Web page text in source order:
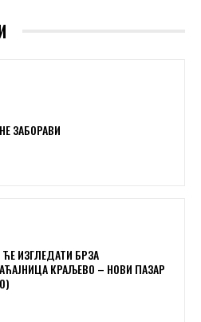
ЗАБОРАВИ
ИЗГЛЕДАТИ БРЗА
КРАЉЕВО – НОВИ ПАЗАР